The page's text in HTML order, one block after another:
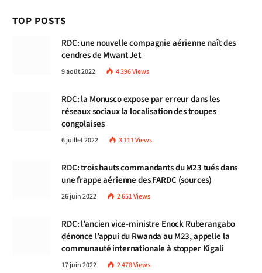
TOP POSTS
RDC: une nouvelle compagnie aérienne naît des
cendres de Mwant Jet
9 août 2022 4 396Views
RDC: la Monusco expose par erreur dans les
réseaux sociaux la localisation des troupes
congolaises
6 juillet 2022 3 111Views
RDC: trois hauts commandants du M23 tués dans
une frappe aérienne des FARDC (sources)
26 juin 2022 2 651Views
RDC: l’ancien vice-ministre Enock Ruberangabo
dénonce l’appui du Rwanda au M23, appelle la
communauté internationale à stopper Kigali
17 juin 2022 2 478Views